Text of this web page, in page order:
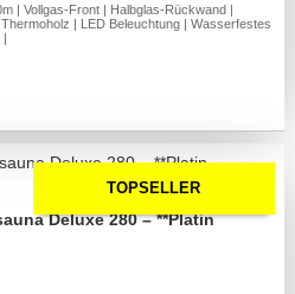
| Vollgas-Front | Halbglas-Rückwand |
| LED Beleuchtung | Wasserfestes
|
TOPSELLER
Deluxe 280 – **Platin